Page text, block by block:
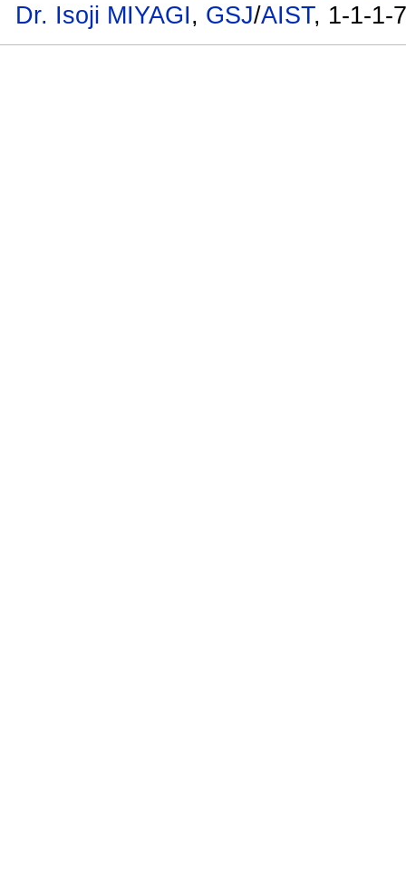
Dr. Isoji MIYAGI, GSJ/AIST, 1-1-1-